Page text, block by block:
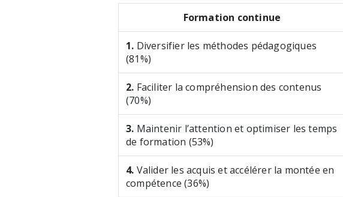
Formation continue
1. Diversifier les méthodes pédagogiques
(81%)
2. Faciliter la compréhension des contenus
(70%)
3. Maintenir l’attention et optimiser les temps
de formation (53%)
4. Valider les acquis et accélérer la montée en
compétence (36%)